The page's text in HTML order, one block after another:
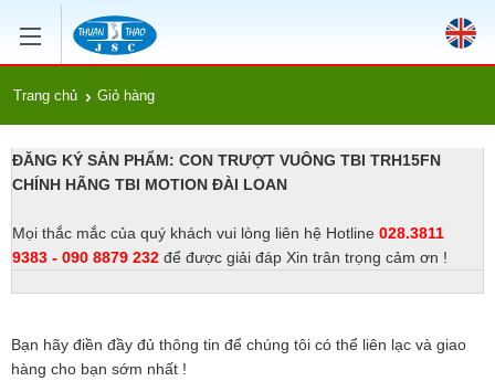
Trang chủ Giỏ hàng
ĐĂNG KÝ SẢN PHẨM: CON TRƯỢT VUÔNG TBI TRH15FN
CHÍNH HÃNG TBI MOTION ĐÀI LOAN
Mọi thắc mắc của quý khách vui lòng liên hệ Hotline 028.3811
9383 - 090 8879 232 để được giải đáp Xin trân trọng cảm ơn !
Bạn hãy điền đầy đủ thông tin để chúng tôi có thể liên lạc và giao
hàng cho bạn sớm nhất !